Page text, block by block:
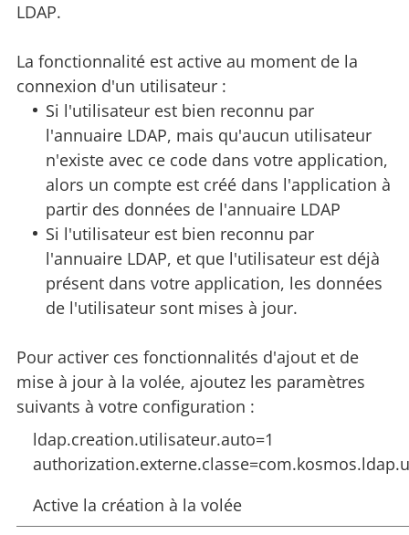
LDAP.
La fonctionnalité est active au moment de la
connexion d'un utilisateur :
Si l'utilisateur est bien reconnu par
l'annuaire LDAP, mais qu'aucun utilisateur
n'existe avec ce code dans votre application,
alors un compte est créé dans l'application à
partir des données de l'annuaire LDAP
Si l'utilisateur est bien reconnu par
l'annuaire LDAP, et que l'utilisateur est déjà
présent dans votre application, les données
de l'utilisateur sont mises à jour.
Pour activer ces fonctionnalités d'ajout et de
mise à jour à la volée, ajoutez les paramètres
suivants à votre configuration :
ldap.creation.utilisateur.auto=1
Active la création à la volée